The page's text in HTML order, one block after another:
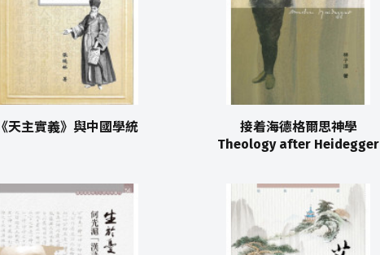
天主實義》與中國學統
接着海德格爾思神學
Theology after Heidegger